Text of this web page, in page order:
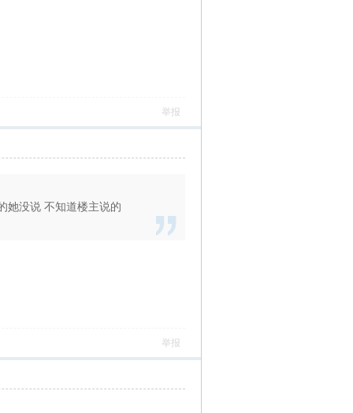
举报
她没说 不知道楼主说的
举报